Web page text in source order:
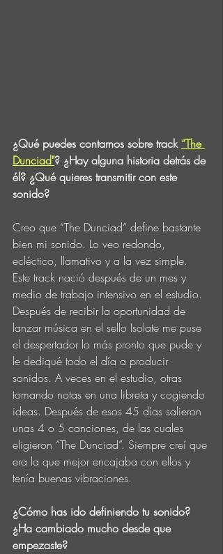
¿Qué puedes contarnos sobre track “The
Dunciad"? ¿Hay alguna historia detrás de
él? ¿Qué quieres transmitir con este
sonido?
Creo que “The Dunciad” define bastante
bien mi sonido. Lo veo redondo,
ecléctico, llamativo y a la vez simple.
Este track nació después de un mes y
medio de trabajo intensivo en el estudio.
Después de recibir la oportunidad de
lanzar música en el sello Isolate me puse
el despertador lo más pronto que pude y
le dediqué todo el día a producir
sonidos. A veces en el estudio, otras
tomando notas en una libreta y cogiendo
ideas. Después de esos 45 días salieron
unas 4 o 5 canciones, de las cuales
eligieron “The Dunciad”. Siempre creí que
era la que mejor encajaba con ellos y
tenía buenas vibraciones.
¿Cómo has ido definiendo tu sonido?
¿Ha cambiado mucho desde que
empezaste?